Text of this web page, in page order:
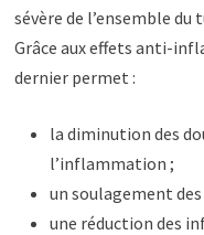
sévère de l’ensemble du
Grâce aux effets anti-
dernier permet :
la diminution des
l’inflammation ;
un soulagement
une réduction des